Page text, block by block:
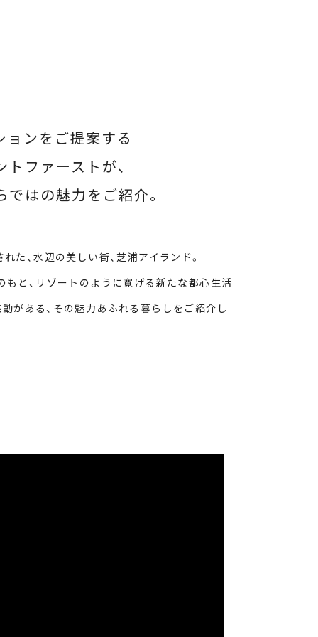
ョンをご提案する
トファーストが、
ではの魅力をご紹介。
た、水辺の美しい街、芝浦アイランド。
もと、リゾートのように寛げる新たな都心生活
がある、その魅力あふれる暮らしをご紹介し